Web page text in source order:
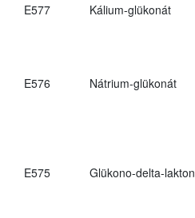
E577 Kálium-glükonát
E576 Nátrium-glükonát
E575 Glükono-delta-lakton